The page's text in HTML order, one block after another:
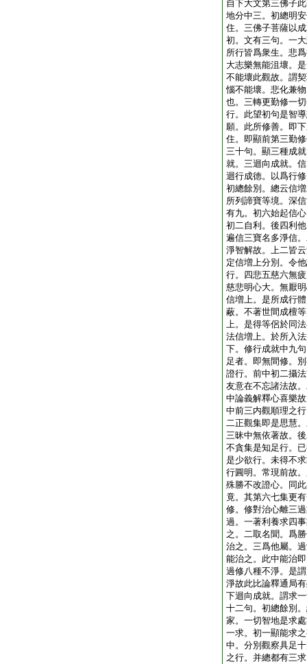
自下大文第三佛子
地分中三。初總明
住。三佛子菩薩以
初。文有三句。一
所行皆爲衆生。悲
大志樂無能沮壞。
不能壞此觀故。謂
惱不能壞。悲化兼
也。三轉更勤修一
行。此望初句是智
願。此所修善。即
住。即顯前第三勤
三十句。顯三種成
就。三迴向成就。
迴行成徳。以爲行
初總餘別。總云信
所列諦寶等境。深
有九。初六始起信
初二自利。後四利
遍信三寶名多淨信
淨智解故。上二皆
定信増上分別。令
行。四悲五慈六無
慈悲明心大。無厭
信増上。是所成行
蔽。不著世間成檀
上。是得等侶於同
法信増上。於所入
下。修行成就中九
足者。即無間修。
證行。前中初二攝
友意在不忘諸法故
中論義解釋心喜樂
中前三内觀順理之
二正觀集即是思慧
三昧中無依著故。
不貪集是知足行。
是少欲行。未得不
行圓明。常現前故
殊勝不改證心。同
竟。其第六七集更
修。修對治心離三
過。一著利養求四
之。二取名聞。爲
治之。三爲他屬。
能治之。此中能治
過修八種不淨。是
淨故此比論釋通局
下迴向成就。謂求
十二句。初總餘別
家。一切智地是求
一求。初一顯能求
中。分別觀察具足
之行。并總都有三